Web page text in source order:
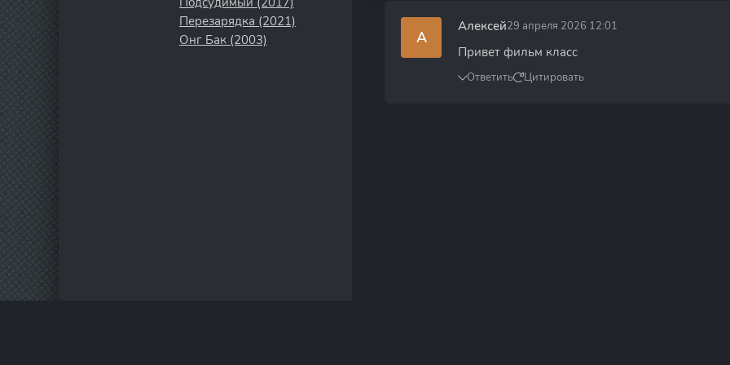
А
Алексей29 апреля 2026 12:01
Привет фильм класс
Ответить Цитировать
Перезарядка (2021)
Онг Бак (2003)